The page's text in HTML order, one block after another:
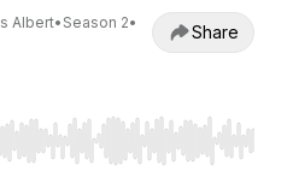
Albert• Season 2•
Share
to seek, Home/End to jump to